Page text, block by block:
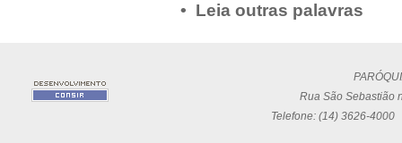
• Leia outras palavras
Rua São Sebastião
Telefone: (14) 3626-